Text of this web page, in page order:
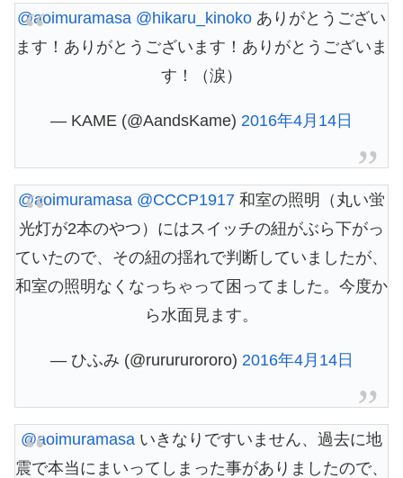
@aoimuramasa @hikaru_kinoko ありがとうござい
ます！ありがとうございます！ありがとうございま
す！（涙）
— KAME (@AandsKame) 2016年4月14日
@aoimuramasa @CCCP1917 和室の照明（丸い蛍
光灯が2本のやつ）にはスイッチの紐がぶら下がっ
ていたので、その紐の揺れで判断していましたが、
和室の照明なくなっちゃって困ってました。今度か
ら水面見ます。
— ひふみ (@rurururororo) 2016年4月14日
@aoimuramasa いきなりですいません、過去に地
震で本当にまいってしまった事がありましたので、